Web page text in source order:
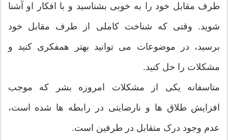
طرف مقابل خود را به خوبی بشناسید و با افکار او آشنا
شوید. وقتی که شناخت کاملی از طرف مقابل خود
برسید، در موضوعات می توانید بهتر همفکری کنید و
مشکلات را حل کنید.
متاسفانه یکی از مشکلات امروزه بشر که موجب
افزایش طلاق ها و نارضایتی در رابطه ها شده است،
عدم وجود درک متقابل در طرفین است.